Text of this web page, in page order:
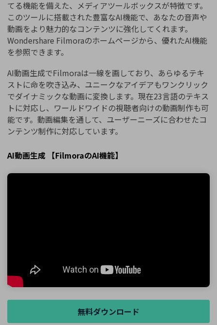
てる機能を備えた、メディアツールボックスが特徴です。
このツールに搭載された豊富なAI機能で、あなたの音声や
動画をより魅力的なコンテンツに強化してくれます。
Wondershare Filmoraのホームページから、優れたAI機能
を参照できます。
AI動画生成でFilmoraは一線を画しており、あらゆるテキ
ストに命を吹き込み、ユニークなアイデアもワンクリック
でダイナミックな動画に変換します。現在23言語のテキス
トに対応し、ワールドワイドの視聴者向けの動画制作も可
能です。動画編集を通して、ユーザーニーズに合わせたコ
ンテンツ制作に対応しています。
AI動画生成 【FilmoraのAI機能】
無料ダウンロード